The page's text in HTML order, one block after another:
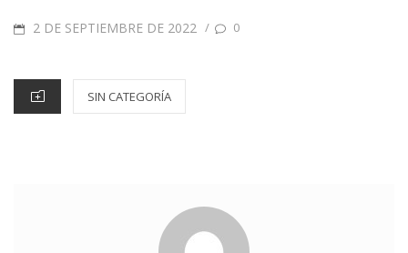
2 DE SEPTIEMBRE DE 2022 / 0
SIN CATEGORÍA